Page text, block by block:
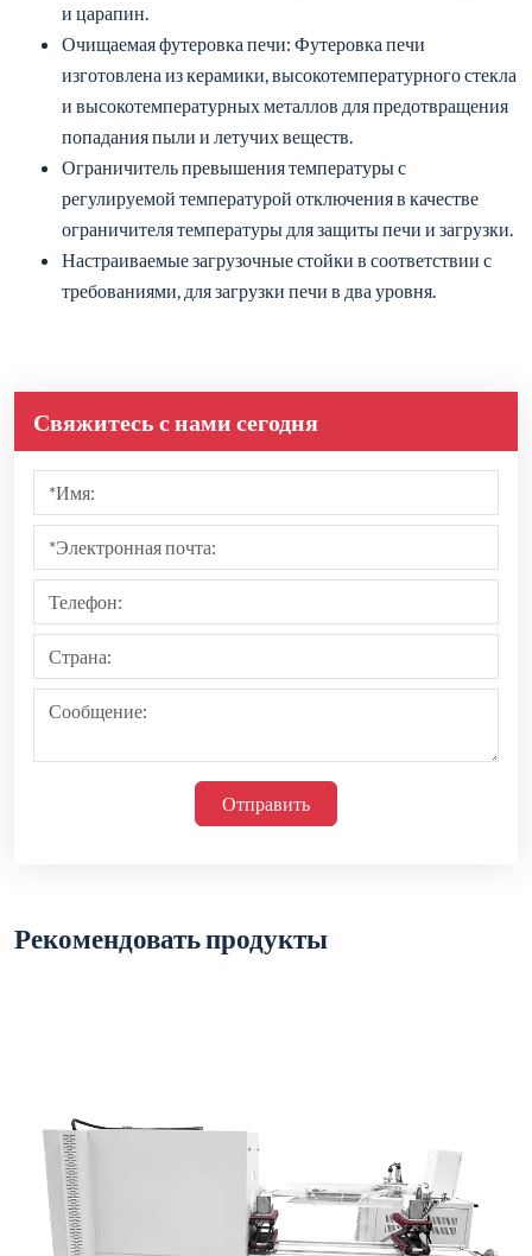
и царапин.
Очищаемая футеровка печи: Футеровка печи
изготовлена из керамики, высокотемпературного стекла
и высокотемпературных металлов для предотвращения
попадания пыли и летучих веществ.
Ограничитель превышения температуры с
регулируемой температурой отключения в качестве
ограничителя температуры для защиты печи и загрузки.
Настраиваемые загрузочные стойки в соответствии с
требованиями, для загрузки печи в два уровня.
Свяжитесь с нами сегодня
Отправить
Рекомендовать продукты